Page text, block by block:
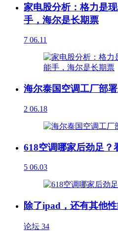
家电股分析：格力是
手，海尔是长期票
7 06.11
海尔泰国空调工厂部
2 06.18
618空调哪家后劲足？
5 06.03
除了ipad，还有其他
论坛 34